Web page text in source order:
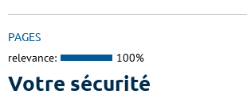
PAGES
relevance: 100%
Votre sécurité